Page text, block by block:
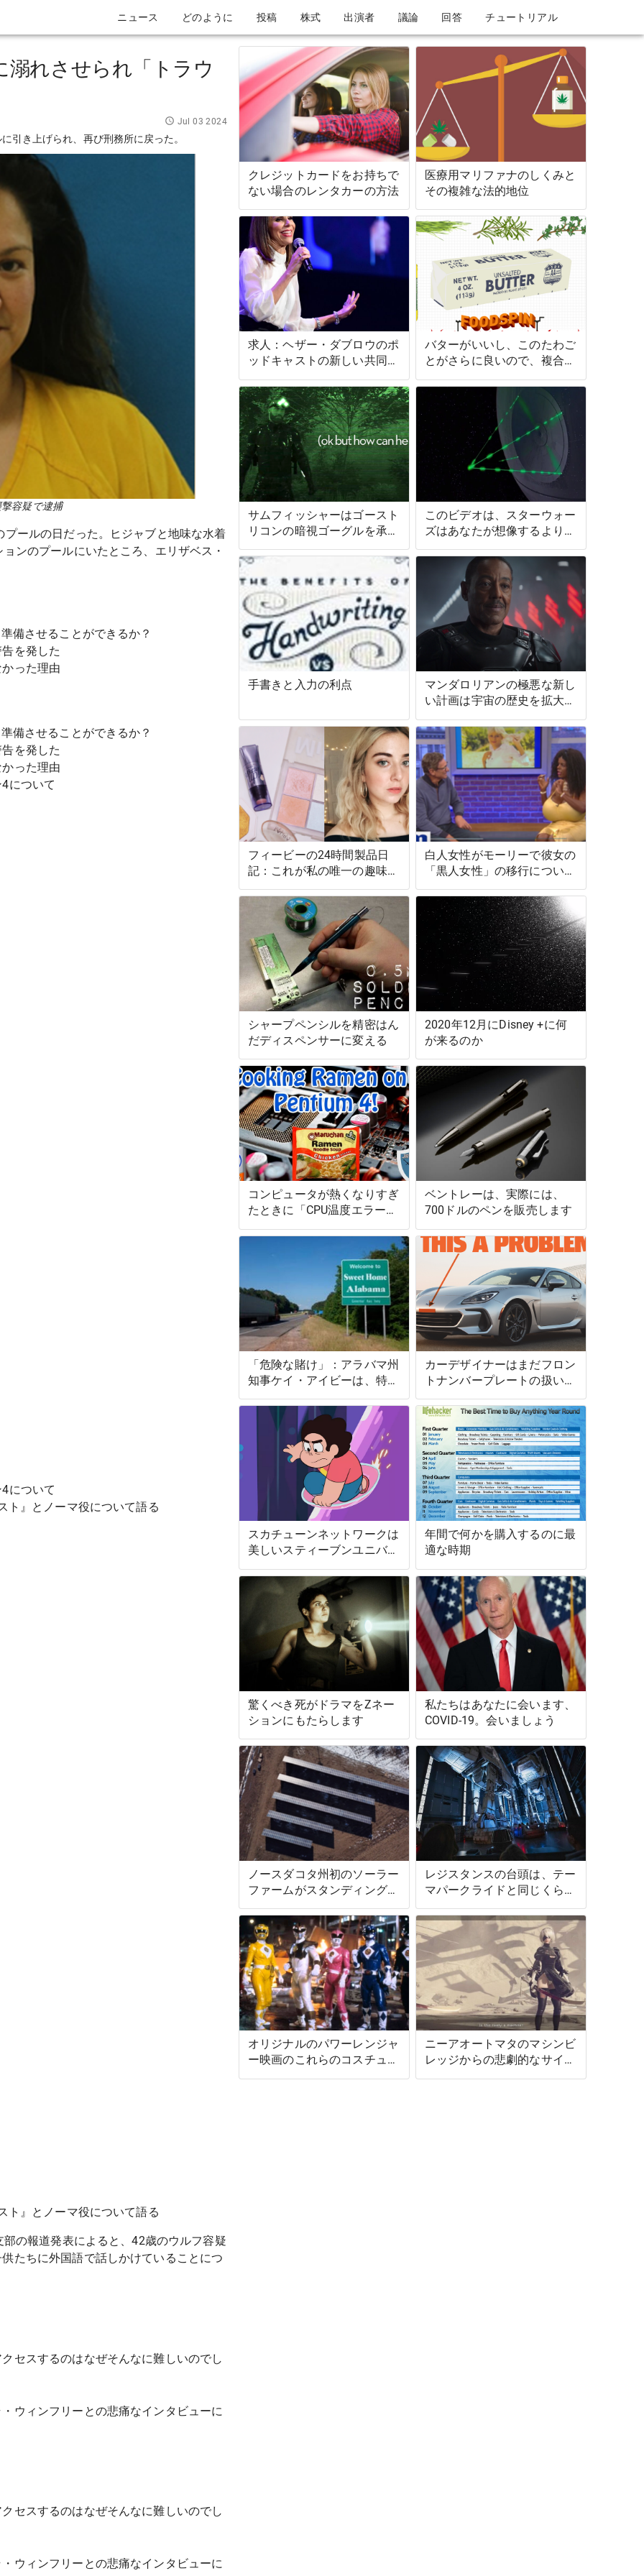
ニュース どのように 投稿 株式 出演者 議論 回答 チュートリアル
れさせられ「トラウ
Jul 03 2024
引き上げられ、再び刑務所に戻った。
容疑で逮捕
ールの日だった。ヒジャブと地味な水着
ンのプールにいたところ、エリザベス・
備させることができるか？
を発した
った理由
備させることができるか？
を発した
った理由
について
について
ト』とノーマ役について語る
ト』とノーマ役について語る
部の報道発表によると、42歳のウルフ容疑
たちに外国語で話しかけていることにつ
セスするのはなぜそんなに難しいのでし
ウィンフリーとの悲痛なインタビューに
セスするのはなぜそんなに難しいのでし
ウィンフリーとの悲痛なインタビューに
クレジットカードをお持ちで
ない場合のレンタカーの方法
医療用マリファナのしくみと
その複雑な法的地位
求人：ヘザー・ダブロウのポ
ッドキャストの新しい共同ホ
スト
バターがいいし、このたわご
とがさらに良いので、複合バ
ターを作りましょう
サムフィッシャーはゴースト
リコンの暗視ゴーグルを承認
しませんでした
このビデオは、スターウォー
ズはあなたが想像するよりも
少し科学的であると主張して
手書きと入力の利点
マンダロリアンの極悪な新し
い計画は宇宙の歴史を拡大し
ました
フィービーの24時間製品日
記：これが私の唯一の趣味で
す
白人女性がモーリーで彼女の
「黒人女性」の移行について
話し合う
シャープペンシルを精密はん
だディスペンサーに変える
2020年12月にDisney +に何
が来るのか
コンピュータが熱くなりすぎ
たときに「CPU温度エラー」
を修正する方法
ベントレーは、実際には、
700ドルのペンを販売します
「危険な賭け」：アラバマ州
知事ケイ・アイビーは、特に
危険にさらされている黒人の
アラバマ人を残して、居住者
のために「シェルターインプ
レイス」を注文することを拒
否します
カーデザイナーはまだフロン
トナンバープレートの扱い方
に困惑しています
スカチューンネットワークは
美しいスティーブンユニバー
スの歌を自己肯定の歌に変え
ます
年間で何かを購入するのに最
適な時期
驚くべき死がドラマをZネー
ションにもたらします
私たちはあなたに会います、
COVID-19。会いましょう
ノースダコタ州初のソーラー
ファームがスタンディングロ
ックトライバルランドにオー
プン
レジスタンスの台頭は、テー
マパークライドと同じくらい
スターウォーズの物語です
オリジナルのパワーレンジャ
ー映画のこれらのコスチュー
ムがオークションにかけられ
ニーアオートマタのマシンビ
レッジからの悲劇的なサイド
クエスト